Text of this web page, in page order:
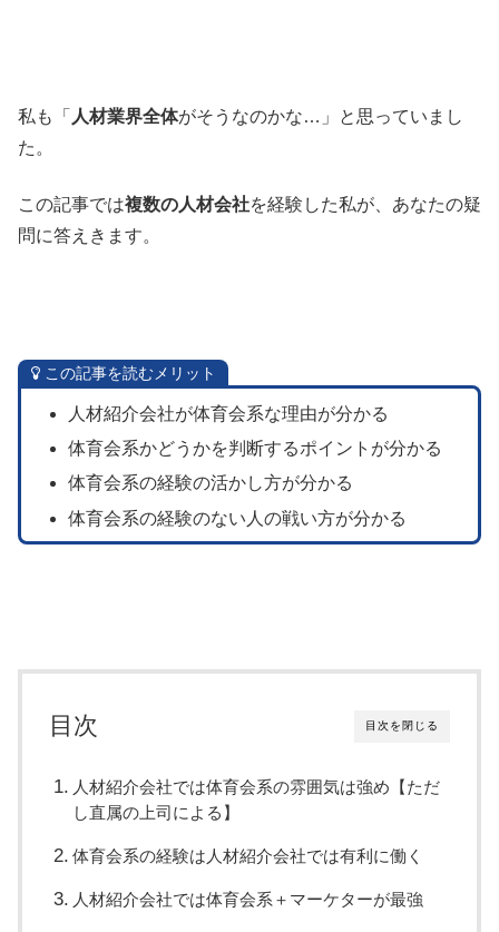
私も「 人材業界全体がそうなのかな…」と思っていまし
た。
この記事では複数の人材会社を経験した私が、あなたの疑
問に答えきます。
この記事を読むメリット
人材紹介会社が体育会系な理由が分かる
体育会系かどうかを判断するポイントが分かる
体育会系の経験の活かし方が分かる
体育会系の経験のない人の戦い方が分かる
目次を閉じる
目次
人材紹介会社では体育会系の雰囲気は強め【ただ
し直属の上司による】
体育会系の経験は人材紹介会社では有利に働く
人材紹介会社では体育会系＋マーケターが最強